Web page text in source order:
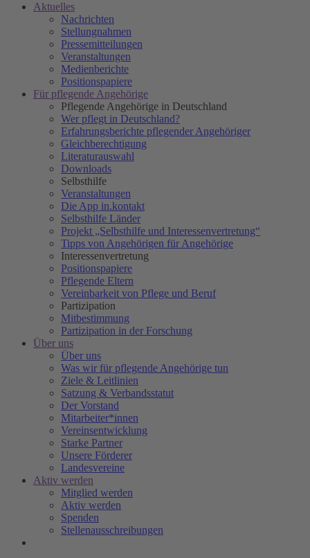
Aktuelles
Nachrichten
Stellungnahmen
Pressemitteilungen
Veranstaltungen
Medienberichte
Positionspapiere
Für pflegende Angehörige
Pflegende Angehörige in Deutschland
Wer pflegt in Deutschland?
Erfahrungsberichte pflegender Angehöriger
Gleichberechtigung
Literaturauswahl
Downloads
Selbsthilfe
Veranstaltungen
Die App in.kontakt
Selbsthilfe Länder
Projekt „Selbsthilfe und Interessenvertretung“
Tipps von Angehörigen für Angehörige
Interessenvertretung
Positionspapiere
Pflegende Eltern
Vereinbarkeit von Pflege und Beruf
Partizipation
Mitbestimmung
Partizipation in der Forschung
Über uns
Über uns
Was wir für pflegende Angehörige tun
Ziele & Leitlinien
Satzung & Verbandsstatut
Der Vorstand
Mitarbeiter*innen
Vereinsentwicklung
Starke Partner
Unsere Förderer
Landesvereine
Aktiv werden
Mitglied werden
Aktiv werden
Spenden
Stellenausschreibungen